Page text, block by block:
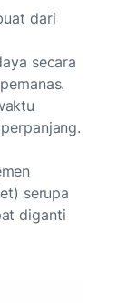
dari
secara
serupa
diganti